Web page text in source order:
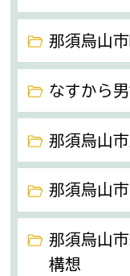
那須烏山市
なすから
那須烏山
那須烏山
那須烏山
構想